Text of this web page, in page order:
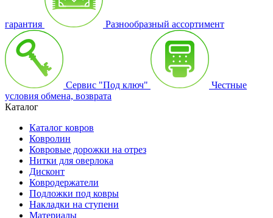
гарантия Разнообразный ассортимент
Сервис "Под ключ"
Честные
условия обмена, возврата
Каталог
Каталог ковров
Ковролин
Ковровые дорожки на отрез
Нитки для оверлока
Дисконт
Ковродержатели
Подложки под ковры
Накладки на ступени
Материалы